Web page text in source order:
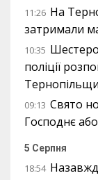
11:26 На
затримали
10:35
поліції
09:13 Свято
Господнє
5 Серпня
18:54